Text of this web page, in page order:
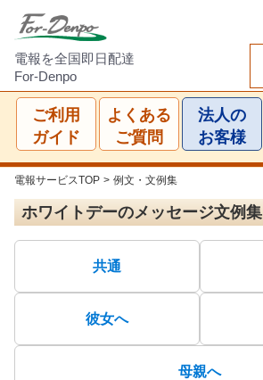
電報を全国即日配達
For-Denpo
ご利用
ガイド
よくある
ご質問
法人の
お客様
電報サービスTOP > 例文・文例集
ホワイトデーのメッセージ文例集
共通
彼女へ
母親へ